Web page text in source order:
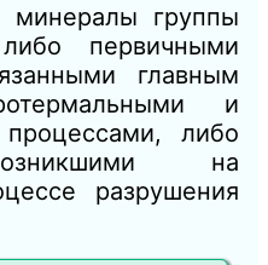
группы
первичными
главным
и
либо
на
разрушения